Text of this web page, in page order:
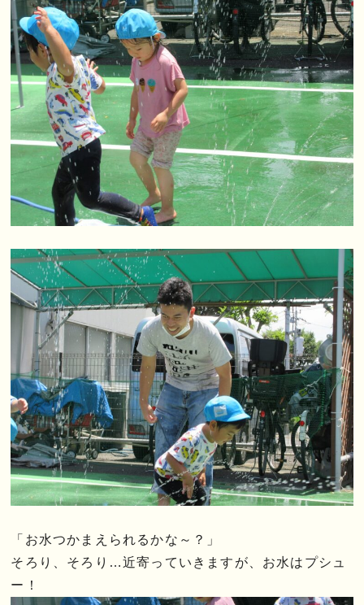
「お水つかまえられるかな～？」
そろり、そろり…近寄っていきますが、お水はプシュ
ー！